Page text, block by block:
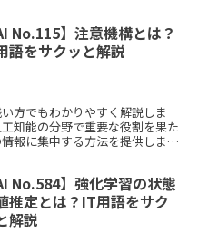
No.115】注意機構とは？
語をサクッと解説
方でもわかりやすく解説しま
知能の分野で重要な役割を果た
報に集中する方法を提供しま
No.584】強化学習の状態
推定とは？IT用語をサク
解説